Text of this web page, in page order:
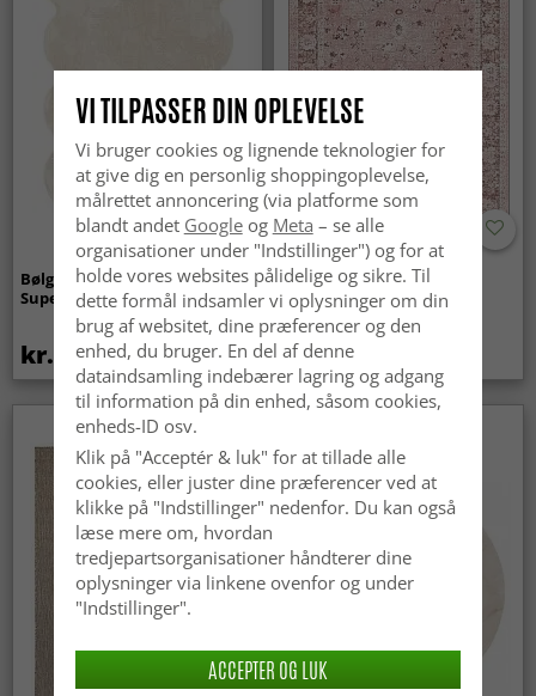
Bølget ryatæppe - Aranga
Super Soft Fur (beige)
kr.369
Wilton-tæppe - Gombalia
(lyserød)
kr.329
VI TILPASSER DIN OPLEVELSE
Vi bruger cookies og lignende teknologier for
at give dig en personlig shoppingoplevelse,
målrettet annoncering (via platforme som
blandt andet Googleog Meta – se alle
organisationer under "Indstillinger") og for at
holde vores websites pålidelige og sikre. Til
dette formål indsamler vi oplysninger om din
brug af websitet, dine præferencer og den
enhed, du bruger. En del af denne
dataindsamling indebærer lagring og adgang
til information på din enhed, såsom cookies,
enheds-ID osv.
Klik på "Acceptér & luk" for at tillade alle
cookies, eller juster dine præferencer ved at
klikke på "Indstillinger" nedenfor. Du kan også
læse mere om, hvordan
tredjepartsorganisationer håndterer dine
oplysninger via linkene ovenfor og under
"Indstillinger".
ACCEPTER OG LUK